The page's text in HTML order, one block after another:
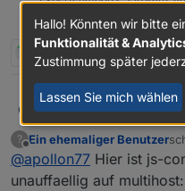
Zeilen ab
1 Antwort
apollon77hallo,
mit dem
den js-controller
Enthalten ist:
4.0.10 (2022-02-
?
Offline
Ein ehemaliger Benutzer
@apollon77 Hier ist js-
unauffaellig auf multihost:
Hallo! Könnten wir bitte
Funktionalität &
Zustimmung später
Lassen Sie mich wählen